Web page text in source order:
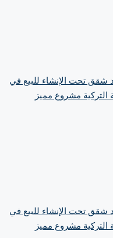
شقق تحت الإنشاء للبيع في
مشروع مميز
شقق تحت الإنشاء للبيع في
مشروع مميز